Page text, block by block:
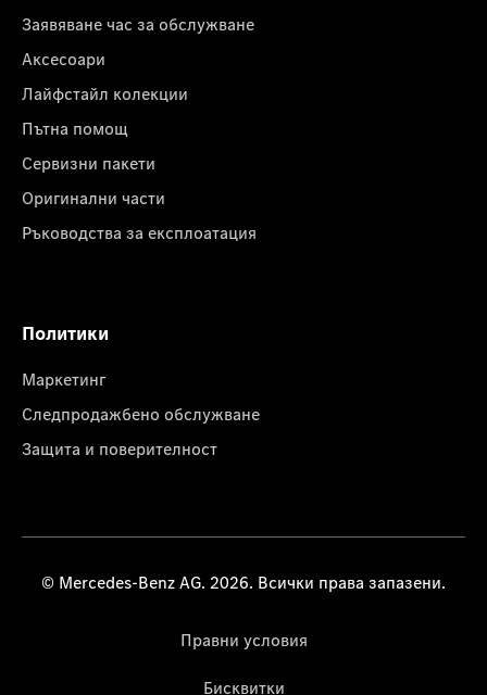
Заявяване час за обслужване
Аксесоари
Лайфстайл колекции
Пътна помощ
Сервизни пакети
Оригинални части
Ръководства за експлоатация
Политики
Маркетинг
Следпродажбено обслужване
Защита и поверителност
© Mercedes-Benz AG. 2026. Всички права запазени.
Правни условия
Бисквитки